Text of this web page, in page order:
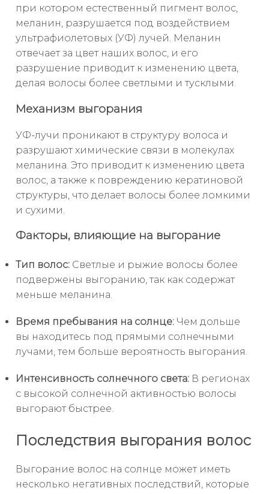
при котором естественный пигмент волос,
меланин, разрушается под воздействием
ультрафиолетовых (УФ) лучей. Меланин
отвечает за цвет наших волос, и его
разрушение приводит к изменению цвета,
делая волосы более светлыми и тусклыми.
Механизм выгорания
УФ-лучи проникают в структуру волоса и
разрушают химические связи в молекулах
меланина. Это приводит к изменению цвета
волос, а также к повреждению кератиновой
структуры, что делает волосы более ломкими
и сухими.
Факторы, влияющие на выгорание
Тип волос: Светлые и рыжие волосы более
подвержены выгоранию, так как содержат
меньше меланина.
Время пребывания на солнце: Чем дольше
вы находитесь под прямыми солнечными
лучами, тем больше вероятность выгорания.
Интенсивность солнечного света: В регионах
с высокой солнечной активностью волосы
выгорают быстрее.
Последствия выгорания волос
Выгорание волос на солнце может иметь
несколько негативных последствий, которые